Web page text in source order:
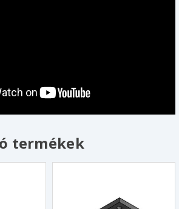
termékek